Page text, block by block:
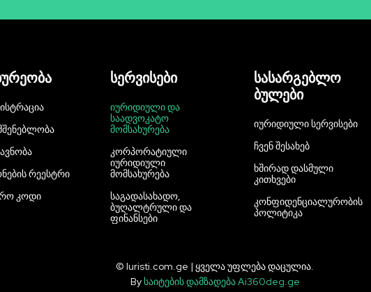
ᲠᲔᲔᲡᲢᲠᲘ
ᲙᲝᲓᲘ
სერვისები
ᲘᲣᲠᲘᲓᲘᲣᲚᲘ ᲓᲐ
ᲡᲐᲐᲓᲕᲝᲙᲐᲢᲝ
ᲛᲝᲛᲡᲐᲮᲣᲠᲔᲑᲐ
ᲙᲝᲠᲞᲝᲠᲐᲢᲘᲣᲚᲘ
ᲘᲣᲠᲘᲓᲘᲣᲚᲘ
ᲛᲝᲛᲡᲐᲮᲣᲠᲔᲑᲐ
ᲡᲐᲒᲐᲓᲐᲡᲐᲮᲐᲓᲝ,
ᲑᲣᲦᲐᲚᲢᲠᲣᲚᲘ ᲓᲐ
ᲤᲘᲜᲐᲜᲡᲔᲑᲘ
სასარგებლო
ბულები
ᲘᲣᲠᲘᲓᲘᲣᲚᲘ ᲡᲔᲠᲕᲘᲡᲔᲑᲘ
ᲩᲕᲔᲜ ᲨᲔᲡᲐᲮᲔᲑ
ᲮᲨᲘᲠᲐᲓ ᲓᲐᲡᲛᲣᲚᲘ
ᲙᲘᲗᲮᲕᲔᲑᲘ
ᲙᲝᲜᲤᲘᲓᲔᲜᲪᲘᲐᲚᲣᲠᲝᲑᲘᲡ
ᲞᲝᲚᲘᲢᲘᲙᲐ
© Iuristi.com.ge | ყველა უფლება დაცულია.
By საიტების დამზადება Ai360deg.ge